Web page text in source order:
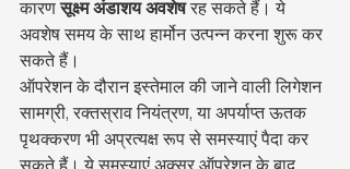
कारण सूक्ष्म अंडाशय अवशेष रह सकते हैं। ये
अवशेष समय के साथ हार्मोन उत्पन्न करना शुरू कर
सकते हैं।
ऑपरेशन के दौरान इस्तेमाल की जाने वाली लिगेशन
सामग्री, रक्तस्राव नियंत्रण, या अपर्याप्त ऊतक
पृथक्करण भी अप्रत्यक्ष रूप से समस्याएं पैदा कर
सकते हैं। ये समस्याएं अक्सर ऑपरेशन के बाद